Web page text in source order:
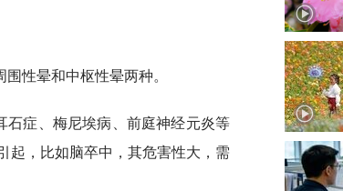
性晕和中枢性晕两种。
石症、梅尼埃病、前庭神经元炎等
起，比如脑卒中，其危害性大，需